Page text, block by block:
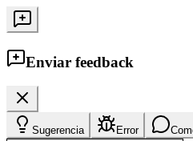
Enviar feedback
Sugerencia Error